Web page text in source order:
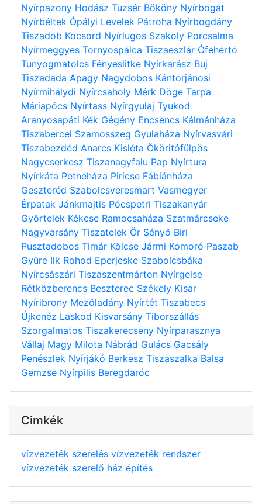
Nyírpazony Hodász Tuzsér Bököny Nyírbogát
Nyírbéltek Ópályi Levelek Pátroha Nyírbogdány
Tiszadob Kocsord Nyírlugos Szakoly Porcsalma
Nyírmeggyes Tornyospálca Tiszaeszlár Ófehértó
Tunyogmatolcs Fényeslitke Nyírkarász Buj
Tiszadada Apagy Nagydobos Kántorjánosi
Nyírmihálydi Nyírcsaholy Mérk Döge Tarpa
Máriapócs Nyírtass Nyírgyulaj Tyukod
Aranyosapáti Kék Gégény Encsencs Kálmánháza
Tiszabercel Szamosszeg Gyulaháza Nyírvasvári
Tiszabezdéd Anarcs Kisléta Ököritófülpös
Nagycserkesz Tiszanagyfalu Pap Nyírtura
Nyírkáta Petneháza Piricse Fábiánháza
Geszteréd Szabolcsveresmart Vasmegyer
Érpatak Jánkmajtis Pócspetri Tiszakanyár
Győrtelek Kékcse Ramocsaháza Szatmárcseke
Nagyvarsány Tiszatelek Őr Sényő Biri
Pusztadobos Timár Kölcse Jármi Komoró Paszab
Gyüre Ilk Rohod Eperjeske Szabolcsbáka
Nyírcsászári Tiszaszentmárton Nyírgelse
Rétközberencs Beszterec Székely Kisar
Nyíribrony Mezőladány Nyírtét Tiszabecs
Újkenéz Laskod Kisvarsány Tiborszállás
Szorgalmatos Tiszakerecseny Nyírparasznya
Vállaj Magy Milota Nábrád Gulács Gacsály
Penészlek Nyírjákó Berkesz Tiszaszalka Balsa
Gemzse Nyírpilis Beregdaróc
Cimkék
vízvezeték szerelés vízvezeték rendszer
vízvezeték szerelő ház építés